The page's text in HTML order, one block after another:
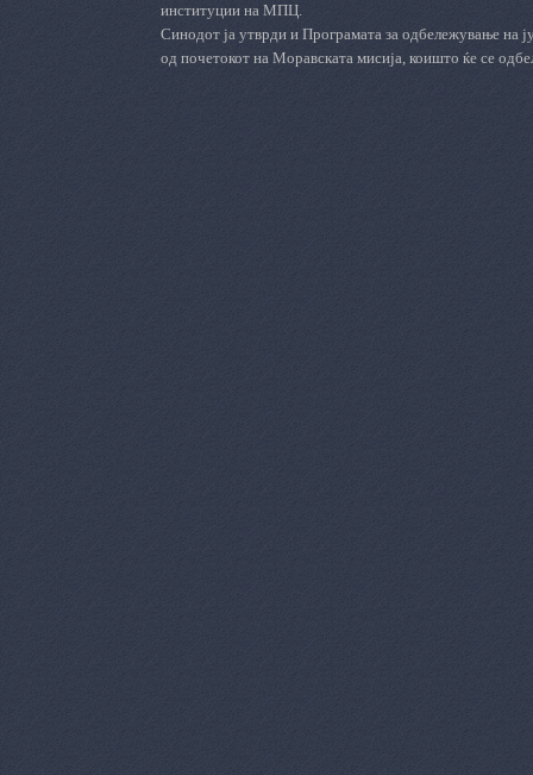
институции на МПЦ.
Синодот ја утврди и Програмата за одбележување на
од почетокот на Моравската мисија, коишто ќе се